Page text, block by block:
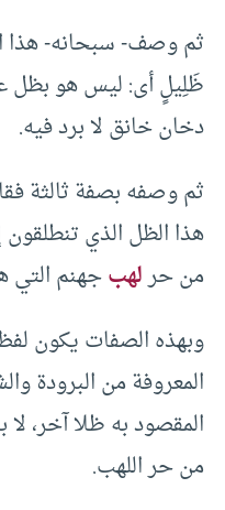
ثم وصف- سبحانه- هذا
ظَلِيلٍ أى: ليس هو بظل
دخان خانق لا برد فيه.
ثم وصفه بصفة ثالثة
هذا الظل الذي تنطلقون
من حرلهبجهنم التي
وبهذه الصفات يكون
المعروفة من البرودة
المقصود به ظلا آخر،
من حر اللهب.